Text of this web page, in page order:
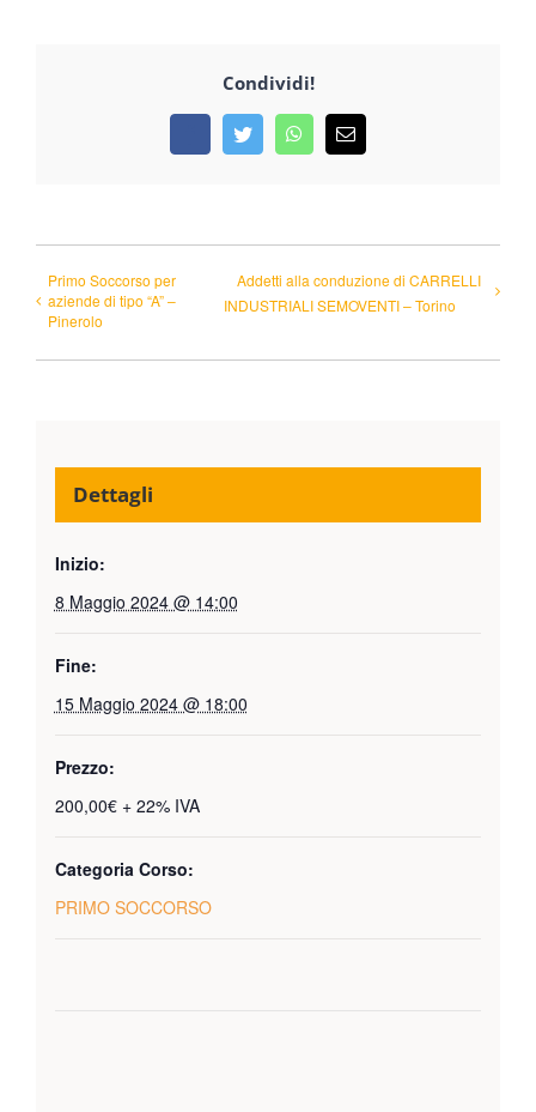
Condividi!
FacebookTwitterWhatsApp
Email
Primo Soccorso per
aziende di tipo “A” –
Pinerolo
Addetti alla conduzione di CARRELLI
INDUSTRIALI SEMOVENTI – Torino
Dettagli
Inizio:
8 Maggio 2024 @ 14:00
Fine:
15 Maggio 2024 @ 18:00
Prezzo:
200,00€ + 22% IVA
Categoria Corso:
PRIMO SOCCORSO